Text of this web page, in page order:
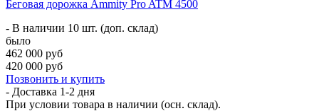
Беговая дорожка Ammity Pro ATM 4500
- В наличии 10 шт. (доп. склад)
было
462 000 руб
420 000 руб
Позвонить и купить
- Доставка 1-2 дня
При условии товара в наличии (осн. склад).